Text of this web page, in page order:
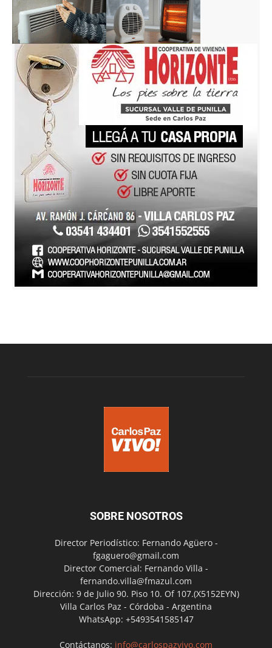
SOBRE NOSOTROS
Director Periodístico: Fernando Agüero -
fgaguero@gmail.com
Director Comercial: Fernando Villa -
fernando.villa@fmazul.com
Dirección: 9 de Julio 90. Piso 10. Of 107.(X5152EYN)
Villa Carlos Paz - Córdoba - Argentina
WhatsApp: +5493541585147
Contáctanos: info@carlospazvivo.com